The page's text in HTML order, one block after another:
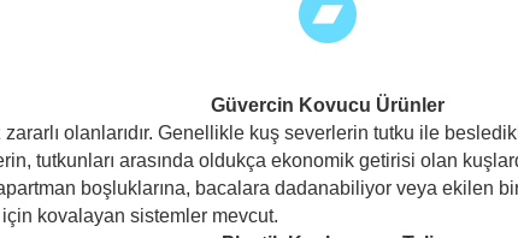
Güvercin Kovucu Ürünler
olanlarıdır. Genellikle kuş severlerin tutku ile
tutkunları arasında oldukça ekonomik getirisi olan
boşluklarına, bacalara dadanabiliyor veya ekilen
için kovalayan sistemler mevcut.